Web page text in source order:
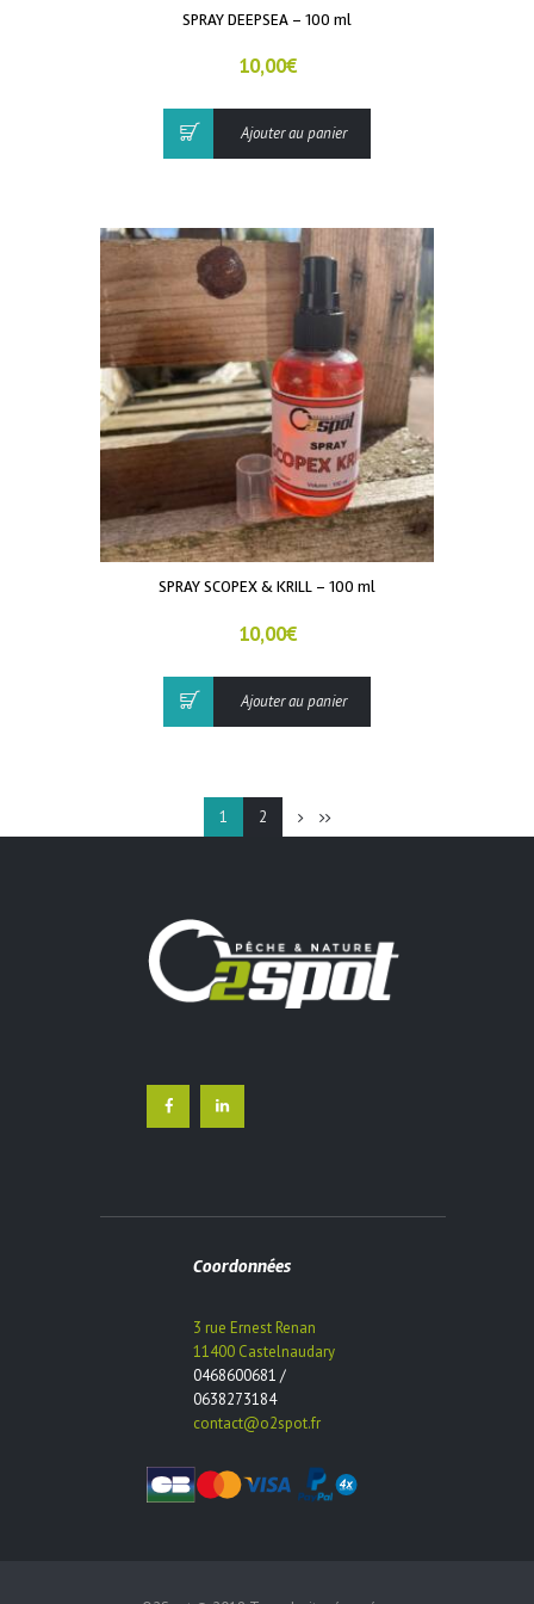
SPRAY DEEPSEA – 100 ml
10,00€
Ajouter au panier
SPRAY SCOPEX & KRILL – 100 ml
10,00€
Ajouter au panier
1 2
Coordonnées
3 rue Ernest Renan
11400 Castelnaudary
0468600681 /
0638273184
contact@o2spot.fr